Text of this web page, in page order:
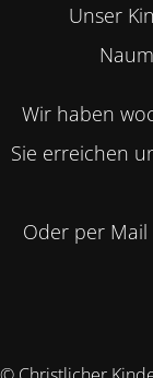
Unser
Wir haben
Sie erreichen
Oder per